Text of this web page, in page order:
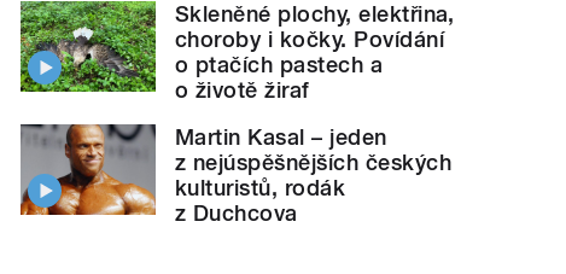
Skleněné plochy, elektřina,
choroby i kočky. Povídání
o ptačích pastech a
o životě žiraf
Martin Kasal – jeden
z nejúspěšnějších českých
kulturistů, rodák
z Duchcova